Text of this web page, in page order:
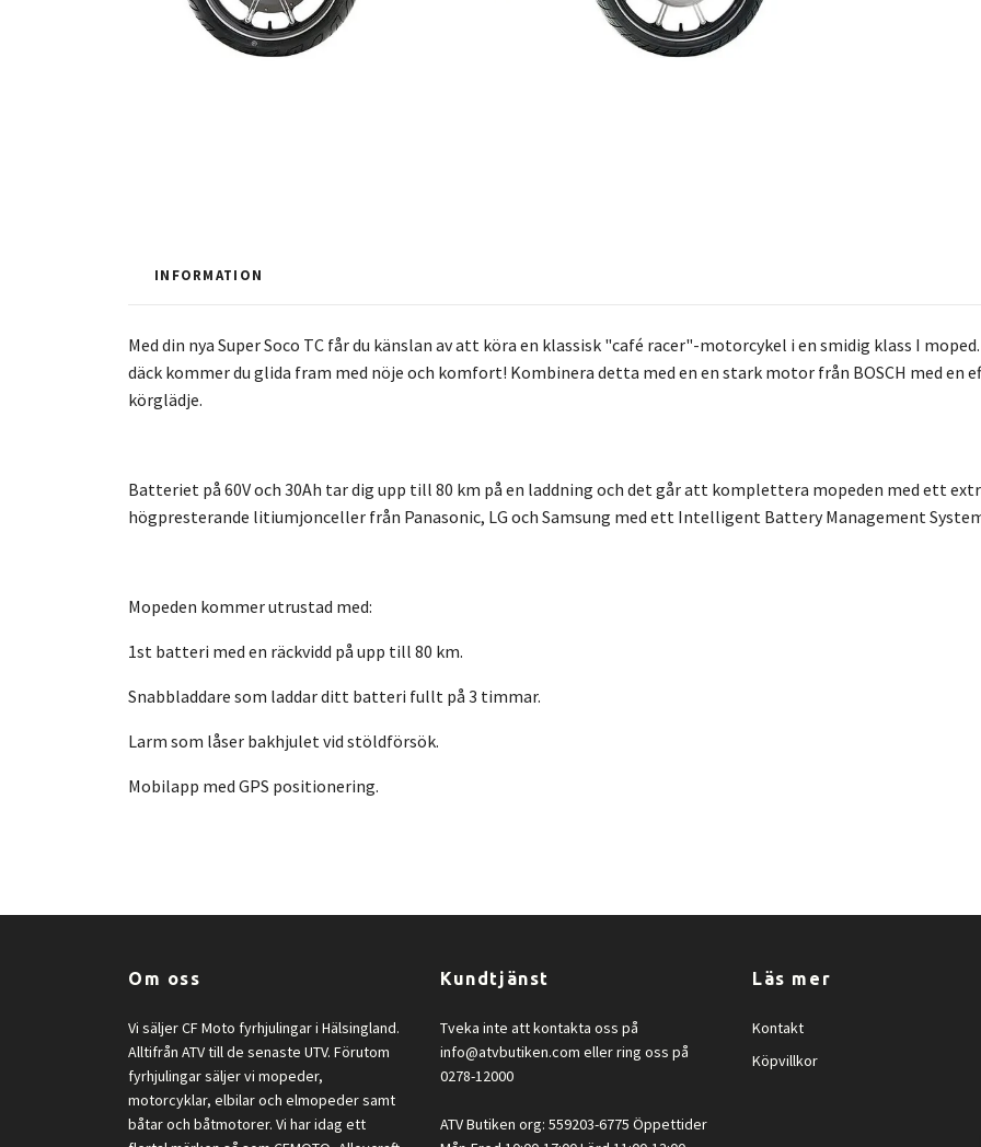
INFORMATION
Med din nya Super Soco TC får du känslan av att köra en klassisk "café racer"-motorcykel i en smidig klass I
däck kommer du glida fram med nöje och komfort! Kombinera detta med en en stark motor från BOSCH med en
körglädje.
Batteriet på 60V och 30Ah tar dig upp till 80 km på en laddning och det går att komplettera mopeden med ett
högpresterande litiumjonceller från Panasonic, LG och Samsung med ett Intelligent Battery Management
Mopeden kommer utrustad med:
1st batteri med en räckvidd på upp till 80 km.
Snabbladdare som laddar ditt batteri fullt på 3 timmar.
Larm som låser bakhjulet vid stöldförsök.
Mobilapp med GPS positionering.
Om oss
Vi säljer CF Moto fyrhjulingar i Hälsingland.
Alltifrån ATV till de senaste UTV. Förutom
fyrhjulingar säljer vi mopeder,
motorcyklar, elbilar och elmopeder samt
båtar och båtmotorer. Vi har idag ett
Kundtjänst
Tveka inte att kontakta oss på
info@atvbutiken.com eller ring oss på
0278-12000
ATV Butiken org: 559203-6775 Öppettider
Läs mer
Kontakt
Köpvillkor